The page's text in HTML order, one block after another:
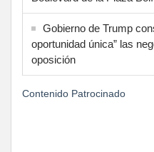
Gobierno de Trump
oportunidad única” las
oposición
Contenido Patrocinado